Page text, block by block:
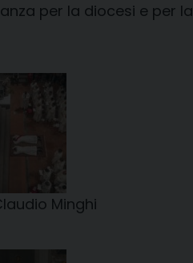
per la diocesi e per
Minghi